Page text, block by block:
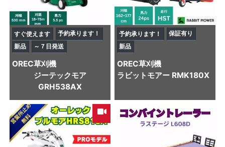
すぐ使えます
予約承ります！
新品
～７日発送
OREC草刈機
ジーテックモア
GRH538AX
予約承ります！
保証有り
新品
OREC草刈機
ラビットモアー RMK180X